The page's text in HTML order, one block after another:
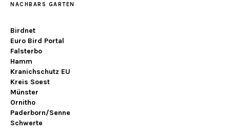
NACHBARS GARTEN
Birdnet
Euro Bird Portal
Falsterbo
Hamm
Kranichschutz EU
Kreis Soest
Münster
Ornitho
Paderborn/Senne
Schwerte